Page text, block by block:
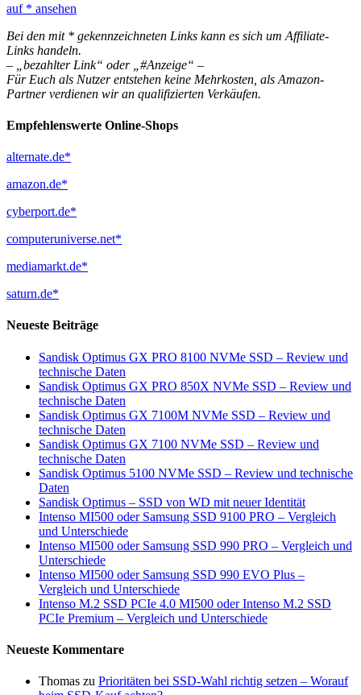
auf * ansehen
Bei den mit * gekennzeichneten Links kann es sich um Affiliate-
Links handeln.
– „bezahlter Link“ oder „#Anzeige“ –
Für Euch als Nutzer entstehen keine Mehrkosten, als Amazon-
Partner verdienen wir an qualifizierten Verkäufen.
Empfehlenswerte Online-Shops
alternate.de*
amazon.de*
cyberport.de*
computeruniverse.net*
mediamarkt.de*
saturn.de*
Neueste Beiträge
Sandisk Optimus GX PRO 8100 NVMe SSD – Review und
technische Daten
Sandisk Optimus GX PRO 850X NVMe SSD – Review und
technische Daten
Sandisk Optimus GX 7100M NVMe SSD – Review und
technische Daten
Sandisk Optimus GX 7100 NVMe SSD – Review und
technische Daten
Sandisk Optimus 5100 NVMe SSD – Review und technische
Daten
Sandisk Optimus – SSD von WD mit neuer Identität
Intenso MI500 oder Samsung SSD 9100 PRO – Vergleich
und Unterschiede
Intenso MI500 oder Samsung SSD 990 PRO – Vergleich und
Unterschiede
Intenso MI500 oder Samsung SSD 990 EVO Plus –
Vergleich und Unterschiede
Intenso M.2 SSD PCIe 4.0 MI500 oder Intenso M.2 SSD
PCIe Premium – Vergleich und Unterschiede
Neueste Kommentare
Thomas zu Prioritäten bei SSD-Wahl richtig setzen – Worauf